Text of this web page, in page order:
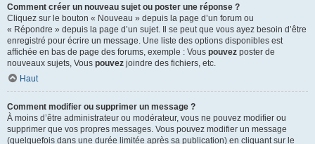
Comment créer un nouveau sujet ou poster une réponse ?
Cliquez sur le bouton « Nouveau » depuis la page d’un forum ou
« Répondre » depuis la page d’un sujet. Il se peut que vous ayez besoin d’être
enregistré pour écrire un message. Une liste des options disponibles est
affichée en bas de page des forums, exemple : Vous pouvez poster de
nouveaux sujets, Vous pouvez joindre des fichiers, etc.
Haut
Comment modifier ou supprimer un message ?
À moins d’être administrateur ou modérateur, vous ne pouvez modifier ou
supprimer que vos propres messages. Vous pouvez modifier un message
(quelquefois dans une durée limitée après sa publication) en cliquant sur le